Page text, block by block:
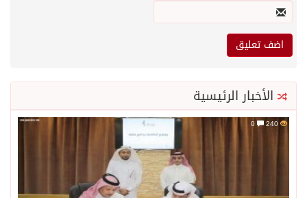
الأخبار الرئيسية
240